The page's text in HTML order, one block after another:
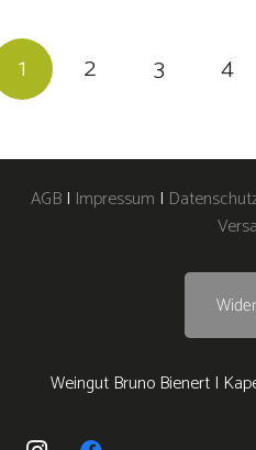
1 2 3 4
AGB | Impressum |
Weingut Bruno Bienert |